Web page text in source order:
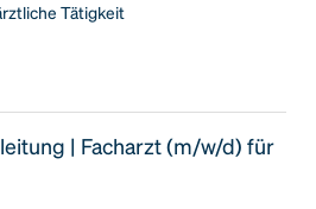
Tätigkeit
| Facharzt (m/w/d) für